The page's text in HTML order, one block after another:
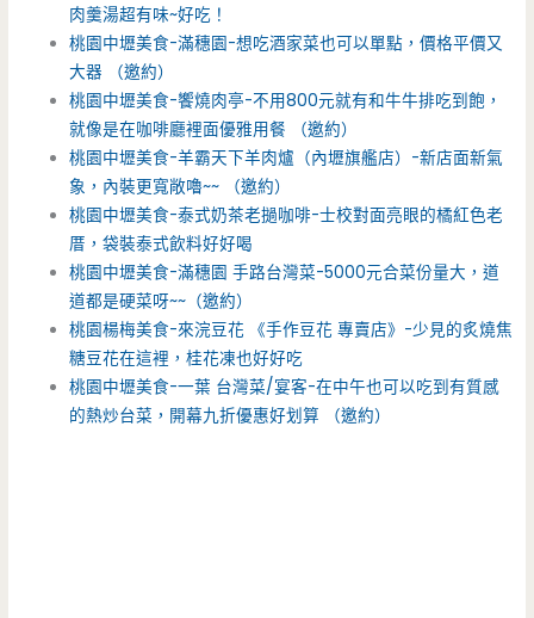
肉羹湯超有味~好吃！
桃園中壢美食-滿穗園-想吃酒家菜也可以單點，價格平價又
大器 （邀約）
桃園中壢美食-饗燒肉亭-不用800元就有和牛牛排吃到飽，
就像是在咖啡廳裡面優雅用餐 （邀約）
桃園中壢美食-羊霸天下羊肉爐（內壢旗艦店）-新店面新氣
象，內裝更寬敞嚕~~ （邀約）
桃園中壢美食-泰式奶茶老撾咖啡-士校對面亮眼的橘紅色老
厝，袋裝泰式飲料好好喝
桃園中壢美食-滿穗園 手路台灣菜-5000元合菜份量大，道
道都是硬菜呀~~（邀約）
桃園楊梅美食-來浣豆花 《手作豆花 專賣店》-少見的炙燒焦
糖豆花在這裡，桂花凍也好好吃
桃園中壢美食-一葉 台灣菜/宴客-在中午也可以吃到有質感
的熱炒台菜，開幕九折優惠好划算 （邀約）